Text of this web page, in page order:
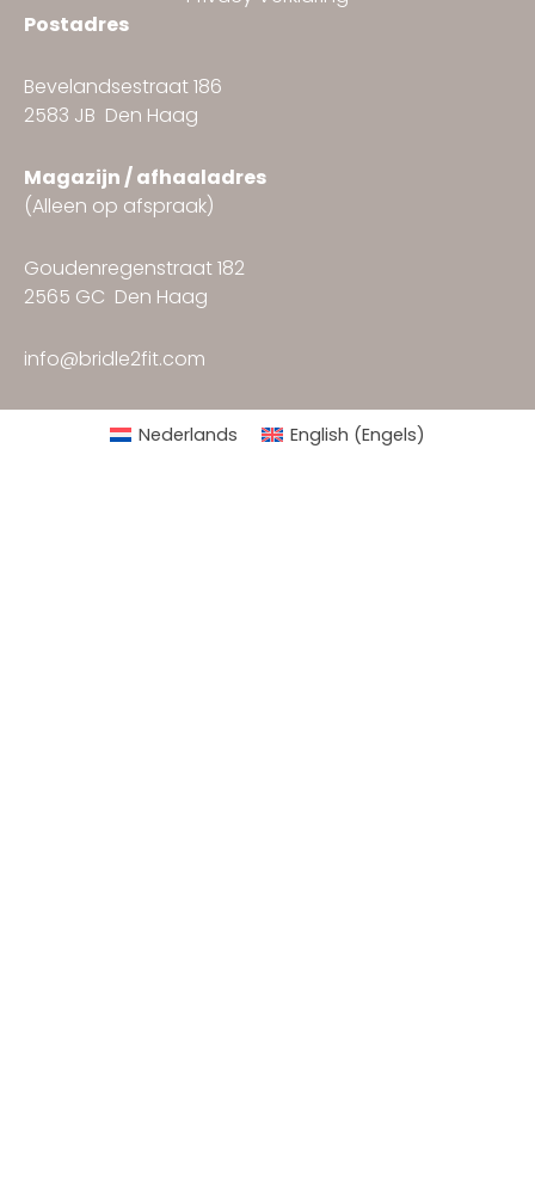
Postadres
Bevelandsestraat 186
2583 JB Den Haag
Magazijn / afhaaladres
(Alleen op afspraak)
Goudenregenstraat 182
2565 GC Den Haag
info@bridle2fit.com
Nederlands English (Engels)